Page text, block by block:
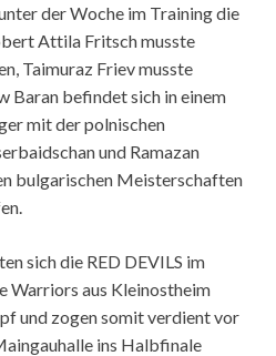
der Woche im Training die
Attila Fritsch musste
Taimuraz Friev musste
Baran befindet sich in einem
mit der polnischen
und Ramazan
bulgarischen Meisterschaften
sich die RED DEVILS im
Warriors aus Kleinostheim
und zogen somit verdient vor
ins Halbfinale